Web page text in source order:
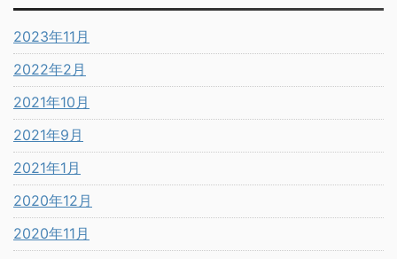
2023年11月
2022年2月
2021年10月
2021年9月
2021年1月
2020年12月
2020年11月